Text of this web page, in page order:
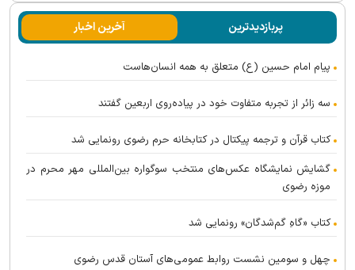
پربازدیدترین آخرین اخبار
پیام امام حسین (ع) متعلق به همه انسان‌هاست
سه زائر از تجربه متفاوت خود در پیاده‌روی اربعین گفتند
کتاب قرآن و ترجمه پیکتال در کتابخانه حرم رضوی رونمایی شد
گشایش نمایشگاه عکس‌های منتخب سوگواره بین‌المللی مهر محرم در
موزه رضوی
کتاب «گاهِ گم‌شدگان» رونمایی شد
چهل و سومین نشست روابط عمومی‌های آستان قدس رضوی